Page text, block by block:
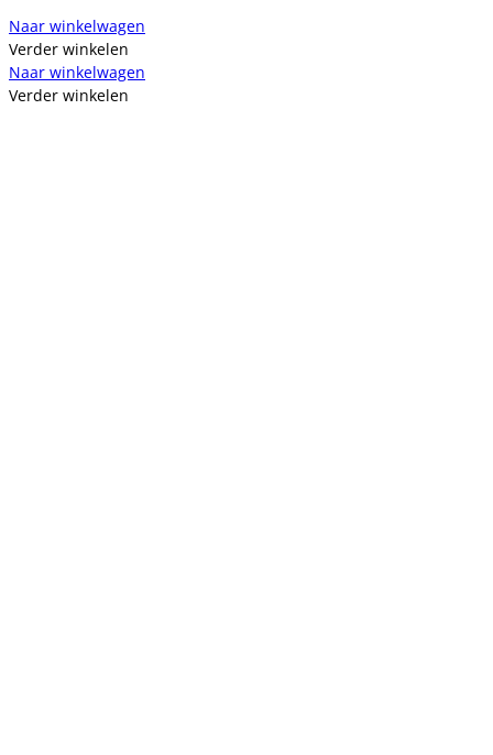
Naar winkelwagen
Verder winkelen
Naar winkelwagen
Verder winkelen